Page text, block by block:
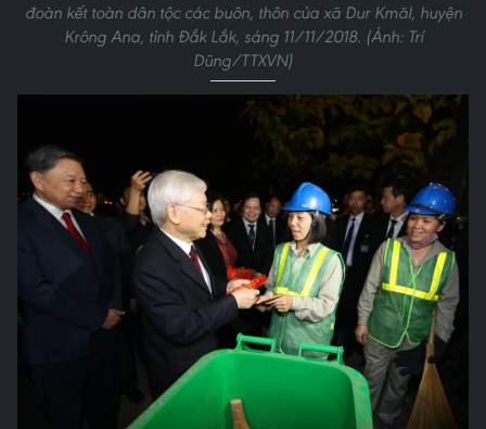
đoàn kết toàn dân tộc các buôn, thôn của xã Dur Kmăl, huyện
Krông Ana, tỉnh Đắk Lắk, sáng 11/11/2018. (Ảnh: Trí
Dũng/TTXVN)